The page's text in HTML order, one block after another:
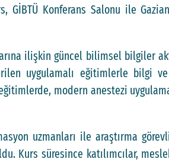
GİBTÜ Konferans Salonu ile
ilişkin güncel bilimsel bilgiler
uygulamalı eğitimlerle bilgi
modern anestezi
uzmanları ile araştırma
Kurs süresince katılımcılar,